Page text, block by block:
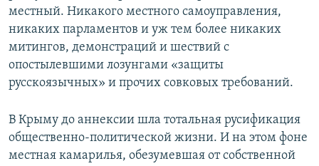
местный. Никакого местного самоуправления,
никаких парламентов и уж тем более никаких
митингов, демонстраций и шествий с
опостылевшими лозунгами «защиты
русскоязычных» и прочих совковых требований.
В Крыму до аннексии шла тотальная русификация
общественно-политической жизни. И на этом фоне
местная камарилья, обезумевшая от собственной